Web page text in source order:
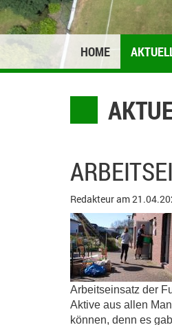
HOME
Redakteur am
Arbeitseinsatz der
Aktive aus allen
können, denn es